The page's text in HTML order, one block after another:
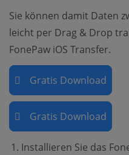
Sie können damit Daten
leicht per Drag & Drop
FonePaw iOS Transfer.
Gratis Download
Gratis Download
Installieren Sie das